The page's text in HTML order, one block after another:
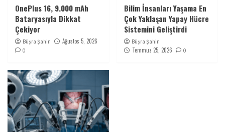
OnePlus 16, 9.000 mAh
Bataryasıyla Dikkat
Çekiyor
Büşra Şahin Ağustos 5, 2026
0
Bilim İnsanları Yaşama En
Çok Yaklaşan Yapay Hücre
Sistemini Geliştirdi
Büşra Şahin
Temmuz 25, 2026 0